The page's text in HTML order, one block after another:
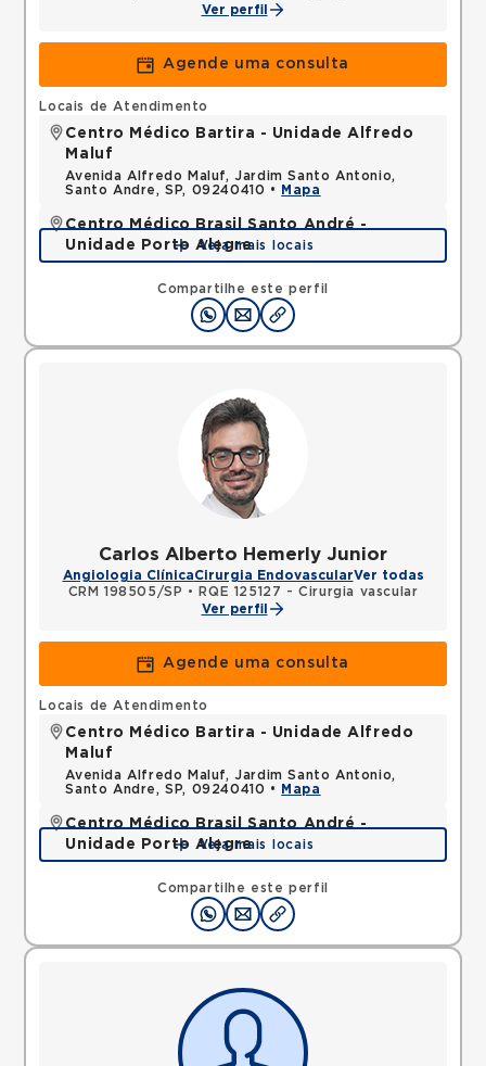
Ver perfil
Agende uma consulta
Compartilhe este perfil
Locais de Atendimento
Centro Médico Bartira - Unidade Alfredo
Maluf
Avenida Alfredo Maluf, Jardim Santo Antonio,
Santo Andre, SP, 09240410 •
Mapa
Centro Médico Brasil Santo André -
Unidade Porto Alegre
Rua Porto Alegre, Vila Santa Teresa, Santo Andre,
SP, 09030610 •
Mapa
Veja mais locais
Carlos Alberto Hemerly Junior
Angiologia ClínicaCirurgia EndovascularVer todas
CRM 198505/SP •
RQE 125127 - Cirurgia vascular
Ver perfil
Agende uma consulta
Compartilhe este perfil
Locais de Atendimento
Centro Médico Bartira - Unidade Alfredo
Maluf
Avenida Alfredo Maluf, Jardim Santo Antonio,
Santo Andre, SP, 09240410 •
Mapa
Centro Médico Brasil Santo André -
Unidade Porto Alegre
Rua Porto Alegre, Vila Santa Teresa, Santo Andre,
SP, 09030610 •
Mapa
Veja mais locais